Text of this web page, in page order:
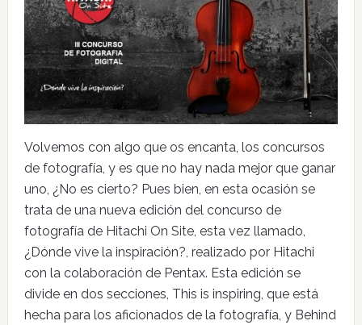
Volvemos con algo que os encanta, los concursos
de fotografía, y es que no hay nada mejor que ganar
uno, ¿No es cierto? Pues bien, en esta ocasión se
trata de una nueva edición del concurso de
fotografía de Hitachi On Site, esta vez llamado,
¿Dónde vive la inspiración?, realizado por Hitachi
con la colaboración de Pentax. Esta edición se
divide en dos secciones, This is inspiring, que está
hecha para los aficionados de la fotografía, y Behind